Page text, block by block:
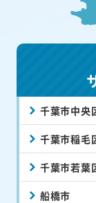
千葉市中央
千葉市稲毛
千葉市若葉
船橋市